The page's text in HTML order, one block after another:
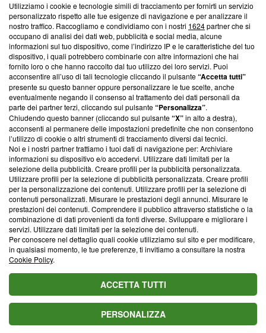
Questa sezione offre informazioni trasparenti su Blasting
News, sui nostri processi editoriali e su come ci impegniamo a
creare news di qualità. Inoltre, afferma la nostra aderenza a
‘Trust Project - News with Integrity’Blasting News non è
ancora membro del programma, ma ha richiesto di farne
parte; Trust Project non ha ancora effettuato una verifica di
conformità agli standard.
Su di noi
Team editoriale
Corporate
Redazione
Informativa Privacy
Cookie Policy
Blasting SA, IDI CHE-247.845.224, Via Carlo Frasca, 3 - 6900
Lugano (Svizzera) Tel:+39 0690258937
© 2026 Blasting News
Utilizziamo i cookie e tecnologie simili di tracciamento per fornirti un servizio
personalizzato rispetto alle tue esigenze di navigazione e per analizzare il
nostro traffico. Raccogliamo e condividiamo con i nostri 1624partner che si
occupano di analisi dei dati web, pubblicità e social media, alcune
informazioni sul tuo dispositivo, come l’indirizzo IP e le caratteristiche del tuo
dispositivo, i quali potrebbero combinarle con altre informazioni che hai
fornito loro o che hanno raccolto dal tuo utilizzo dei loro servizi. Puoi
acconsentire all’uso di tali tecnologie cliccando il pulsante“Accetta tutti”
presente su questo banner oppure personalizzare le tue scelte, anche
eventualmente negando il consenso al trattamento dei dati personali da
parte dei partner terzi, cliccando sul pulsante“Personalizza”.
Chiudendo questo banner (cliccando sul pulsante“X”in alto a destra),
acconsenti al permanere delle impostazioni predefinite che non consentono
l’utilizzo di cookie o altri strumenti di tracciamento diversi dai tecnici.
Noi e i nostri partner trattiamo i tuoi dati di navigazione per: Archiviare
informazioni su dispositivo e/o accedervi. Utilizzare dati limitati per la
selezione della pubblicità. Creare profili per la pubblicità personalizzata.
Utilizzare profili per la selezione di pubblicità personalizzata. Creare profili
per la personalizzazione dei contenuti. Utilizzare profili per la selezione di
contenuti personalizzati. Misurare le prestazioni degli annunci. Misurare le
prestazioni dei contenuti. Comprendere il pubblico attraverso statistiche o la
combinazione di dati provenienti da fonti diverse. Sviluppare e migliorare i
servizi. Utilizzare dati limitati per la selezione dei contenuti.
Per conoscere nel dettaglio quali cookie utilizziamo sul sito e per modificare,
in qualsiasi momento, le tue preferenze, ti invitiamo a consultare la nostra
Cookie Policy.
ACCETTA TUTTI
PERSONALIZZA